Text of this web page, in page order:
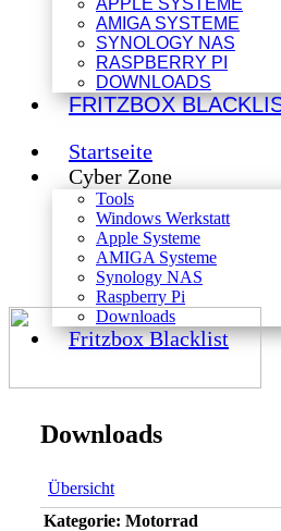
APPLE SYSTEME
AMIGA SYSTEME
SYNOLOGY NAS
RASPBERRY PI
DOWNLOADS
FRITZBOX
Startseite
Cyber Zone
Tools
Windows Werkstatt
Apple Systeme
AMIGA Systeme
Synology NAS
Raspberry Pi
Downloads
Fritzbox Blacklist
Downloads
Übersicht
Kategorie: Motorrad